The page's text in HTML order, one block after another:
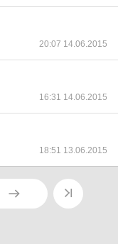
20:07 14.06.2015
16:31 14.06.2015
18:51 13.06.2015